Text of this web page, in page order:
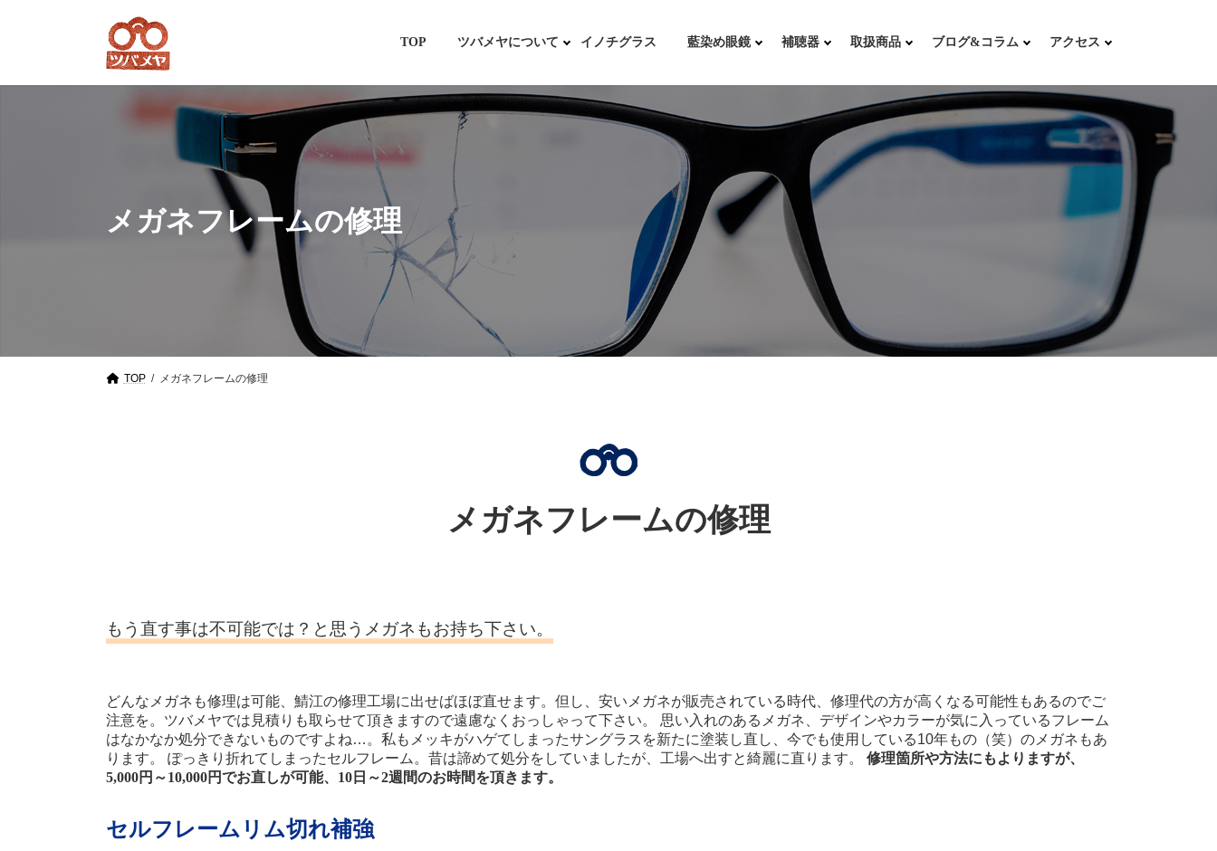
TOP ツバメヤについて イノチグラス 藍染め眼鏡 補聴器 取扱商品 ブログ&コラム アクセス
メガネフレームの修理
TOP メガネフレームの修理
メガネフレームの修理
もう直す事は不可能では？と思うメガネもお持ち下さい。
どんなメガネも修理は可能、鯖江の修理工場に出せばほぼ直せます。但し、安いメガネが販売されている時代、修理代の方が高くなる可能性もあるのでご
注意を。ツバメヤでは見積りも取らせて頂きますので遠慮なくおっしゃって下さい。 思い入れのあるメガネ、デザインやカラーが気に入っているフレーム
はなかなか処分できないものですよね…。私もメッキがハゲてしまったサングラスを新たに塗装し直し、今でも使用している10年もの（笑）のメガネもあ
ります。 ぽっきり折れてしまったセルフレーム。昔は諦めて処分をしていましたが、工場へ出すと綺麗に直ります。 修理箇所や方法にもよりますが、
5,000円～10,000円でお直しが可能、10日～2週間のお時間を頂きます。
セルフレームリム切れ補強